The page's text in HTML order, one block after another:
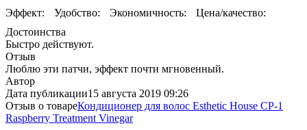
Эффект:
Удобство: Экономичность:
Цена/качество:
Достоинства
Быстро действуют.
Отзыв
Люблю эти патчи, эффект почти мгновенный.
Автор
Дата публикации15 августа 2019 09:26
Отзыв о товареКондиционер для волос Esthetic House CP-1
Raspberry Treatment Vinegar